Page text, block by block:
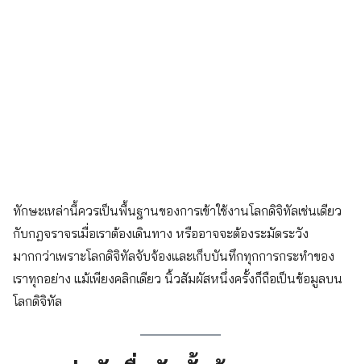
ทักษะเหล่านี้ควรเป็นพื้นฐานของการเข้าใช้งานโลกดิจิทัลเช่นเดียว
กับกฎจราจรเมื่อเราต้องเดินทาง หรืออาจจะต้องระมัดระวัง
มากกว่าเพราะโลกดิจิทัลจับจ้องและเก็บบันทึกทุกการกระทำของ
เราทุกอย่าง แม้เพียงคลิกเดียว นิ้วสัมผัสหนึ่งครั้งก็ถือเป็นข้อมูลบน
โลกดิจิทัล